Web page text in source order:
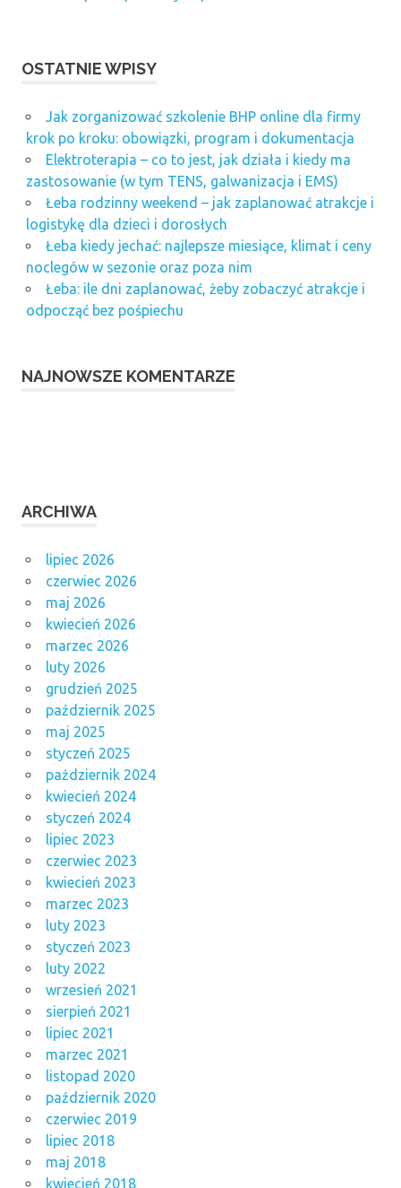
OSTATNIE WPISY
Jak zorganizować szkolenie BHP online dla firmy
krok po kroku: obowiązki, program i dokumentacja
Elektroterapia – co to jest, jak działa i kiedy ma
zastosowanie (w tym TENS, galwanizacja i EMS)
Łeba rodzinny weekend – jak zaplanować atrakcje i
logistykę dla dzieci i dorosłych
Łeba kiedy jechać: najlepsze miesiące, klimat i ceny
noclegów w sezonie oraz poza nim
Łeba: ile dni zaplanować, żeby zobaczyć atrakcje i
odpocząć bez pośpiechu
NAJNOWSZE KOMENTARZE
ARCHIWA
lipiec 2026
czerwiec 2026
maj 2026
kwiecień 2026
marzec 2026
luty 2026
grudzień 2025
październik 2025
maj 2025
styczeń 2025
październik 2024
kwiecień 2024
styczeń 2024
lipiec 2023
czerwiec 2023
kwiecień 2023
marzec 2023
luty 2023
styczeń 2023
luty 2022
wrzesień 2021
sierpień 2021
lipiec 2021
marzec 2021
listopad 2020
październik 2020
czerwiec 2019
lipiec 2018
maj 2018
kwiecień 2018